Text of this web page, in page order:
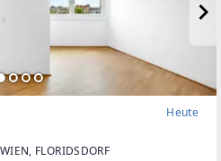
Heute
FLORIDSDORF